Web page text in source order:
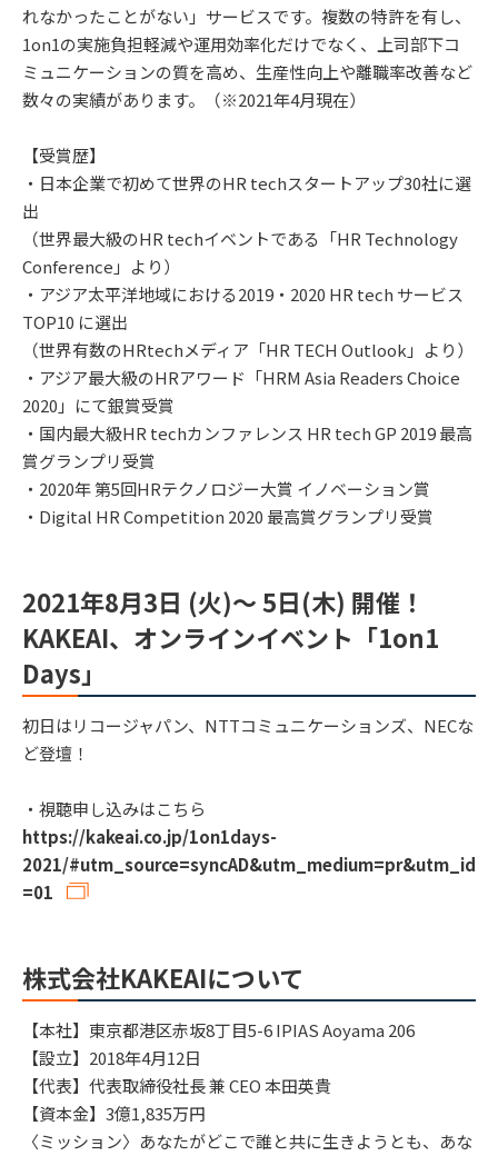
れなかったことがない」サービスです。複数の特許を有し、
1on1の実施負担軽減や運用効率化だけでなく、上司部下コ
ミュニケーションの質を高め、生産性向上や離職率改善など
数々の実績があります。（※2021年4月現在）
【受賞歴】
・日本企業で初めて世界のHR techスタートアップ30社に選
出
（世界最大級のHR techイベントである「HR Technology
Conference」より）
・アジア太平洋地域における2019・2020 HR tech サービス
TOP10 に選出
（世界有数のHRtechメディア「HR TECH Outlook」より）​
・アジア最大級のHRアワード「HRM Asia Readers Choice
2020」にて銀賞受賞
・国内最大級HR techカンファレンス HR tech GP 2019 最高
賞グランプリ受賞
・2020年 第5回HRテクノロジー大賞 イノベーション賞
・Digital HR Competition 2020 最高賞グランプリ受賞
2021年8月3日 (火)～ 5日(木) 開催！
KAKEAI、オンラインイベント「1on1
Days」
初日はリコージャパン、NTTコミュニケーションズ、NECな
ど登壇！
・視聴申し込みはこちら
https://kakeai.co.jp/1on1days-
2021/#utm_source=syncAD&utm_medium=pr&utm_id
=01
株式会社KAKEAIについて
【本社】東京都港区赤坂8丁目5-6 IPIAS Aoyama 206
【設立】2018年4月12日
【代表】代表取締役社長 兼 CEO 本田英貴
【資本金】3億1,835万円
〈ミッション〉あなたがどこで誰と共に生きようとも、あな